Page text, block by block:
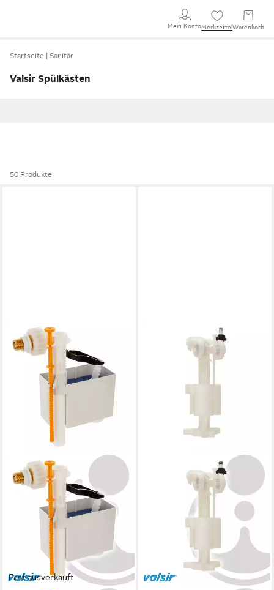
Mein KontoMerkzettel Warenkorb
Startseite Sanitär
Valsir Spülkästen
50 Produkte
Fast ausverkauft